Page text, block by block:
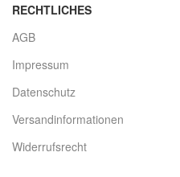
RECHTLICHES
AGB
Impressum
Datenschutz
Versandinformationen
Widerrufsrecht